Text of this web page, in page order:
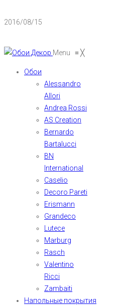
2016/08/15
Menu ≡╳
Обои
Alessandro
Allori
Andrea Rossi
AS Creation
Bernardo
Bartalucci
BN
International
Caselio
Decoro Pareti
Erismann
Grandeco
Lutece
Marburg
Rasch
Valentino
Ricci
Zambaiti
Напольные покрытия